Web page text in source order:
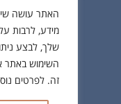
מידע, לרבות
שלך, לבצע
השימוש באתר
זה. לפרטים